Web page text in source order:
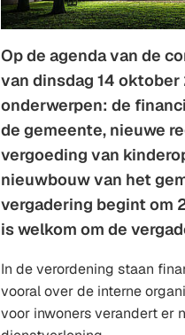
Op de agenda van de
van dinsdag 14
onderwerpen: de
de gemeente, nieuwe
vergoeding van
nieuwbouw van het
vergadering begint om
is welkom om de
In de verordening staan
vooral over de interne
voor inwoners verandert er